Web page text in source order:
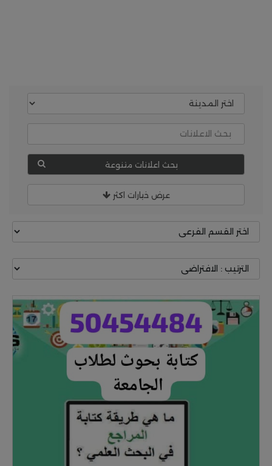
بحث اعلانات متنوعة
عرض خيارات اكثر